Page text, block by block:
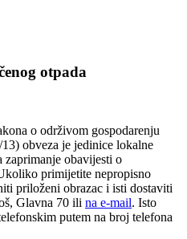
otpada
o održivom gospodarenju
obveza je jedinice lokalne
zaprimanje obavijesti o
primijetite nepropisno
priloženi obrazac i isti dostaviti
Glavna 70 ili na e-mail. Isto
putem na broj telefona